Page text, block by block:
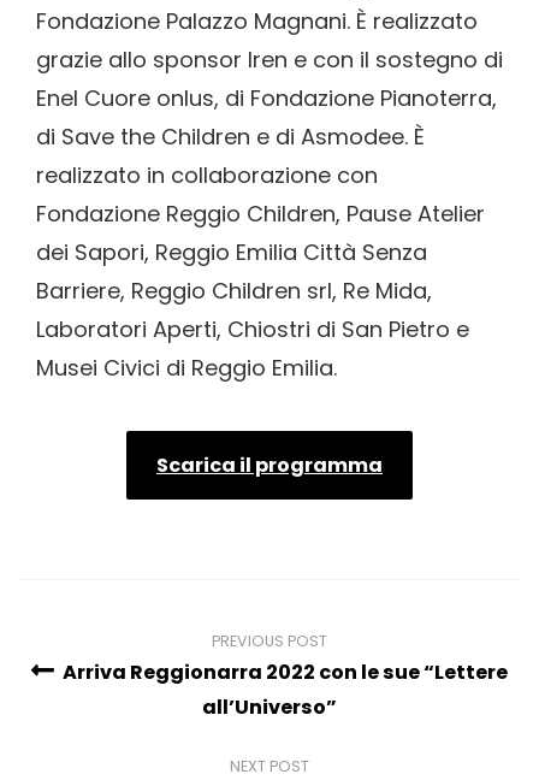
Fondazione Palazzo Magnani. È realizzato
grazie allo sponsor Iren e con il sostegno di
Enel Cuore onlus, di Fondazione Pianoterra,
di Save the Children e di Asmodee. È
realizzato in collaborazione con
Fondazione Reggio Children, Pause Atelier
dei Sapori, Reggio Emilia Città Senza
Barriere, Reggio Children srl, Re Mida,
Laboratori Aperti, Chiostri di San Pietro e
Musei Civici di Reggio Emilia.
Scarica il programma
PREVIOUS POST
Arriva Reggionarra 2022 con le sue “Lettere
all’Universo”
NEXT POST